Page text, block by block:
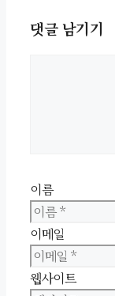
댓글 남기기
이름
이메일
웹사이트